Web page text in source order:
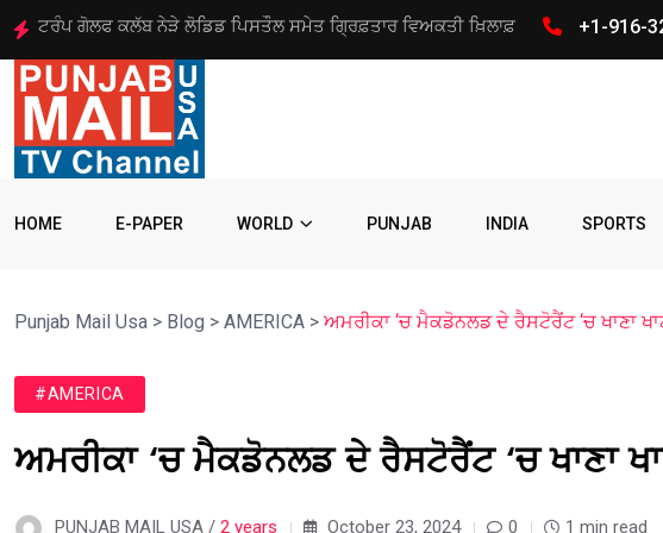
ਅਮਰੀਕਾ ਵੱਲੋਂ ਨਸ਼ਾ ਤਸਕਰੀ ਗਿਰੋਹ ਦੇ 8 ਆਗੂਆਂ ‘ਤੇ 10 +1-916-
HOME E-PAPER WORLD PUNJAB INDIA SPORTS
Ohio
Punjab Mail Usa > Blog > AMERICA > ਅਮਰੀਕਾ ‘ਚ ਮੈਕਡੋਨਲਡ ਦੇ ਰੈਸਟੋਰੈਂਟ ‘ਚ ਖਾਣਾ
#AMERICA
ਅਮਰੀਕਾ ‘ਚ ਮੈਕਡੋਨਲਡ ਦੇ ਰੈਸਟੋਰੈਂਟ ‘ਚ ਖਾਣਾ
PUNJAB MAIL USA / 2 years October 23, 2024 0 1 min read